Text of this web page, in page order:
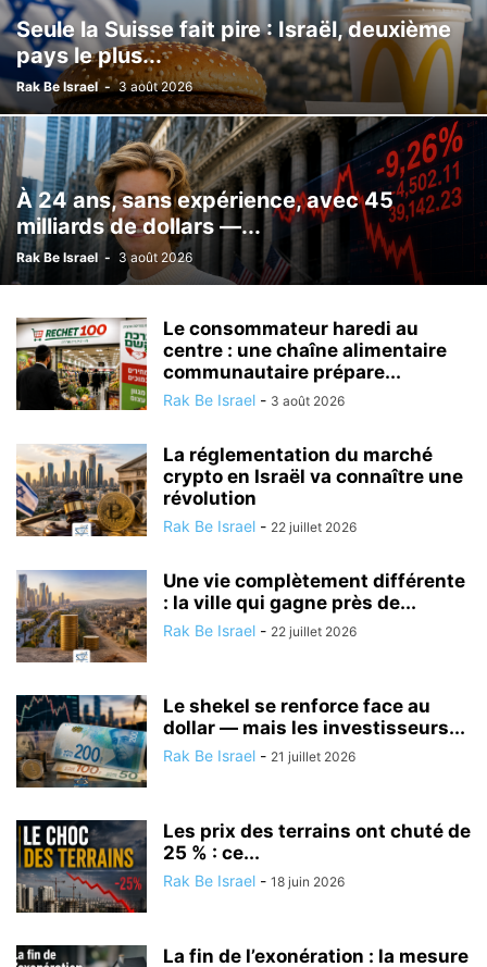
LOISIRS MÉDECINE ALTERNATIVE METEO MODE NATURE
NUTRITIONISME PSYCHOLOGIE RÉALISATIONS MÉDICALES
SCIENCE ET TECHNOLOGIE SECOURISME SPORT TOURISME
TSAHAL VALEURS DE L'ETAT JUIF VÉHICULE VIE EN ISRAËL
Seule la Suisse fait pire : Israël, deuxième
pays le plus...
Rak Be Israel - 3 août 2026
À 24 ans, sans expérience, avec 45
milliards de dollars —...
Rak Be Israel - 3 août 2026
Le consommateur haredi au
centre : une chaîne alimentaire
communautaire prépare...
Rak Be Israel - 3 août 2026
La réglementation du marché
crypto en Israël va connaître une
révolution
Rak Be Israel - 22 juillet 2026
Une vie complètement différente
: la ville qui gagne près de...
Rak Be Israel - 22 juillet 2026
Le shekel se renforce face au
dollar — mais les investisseurs...
Rak Be Israel - 21 juillet 2026
Les prix des terrains ont chuté de
25 % : ce...
Rak Be Israel - 18 juin 2026
La fin de l’exonération : la mesure